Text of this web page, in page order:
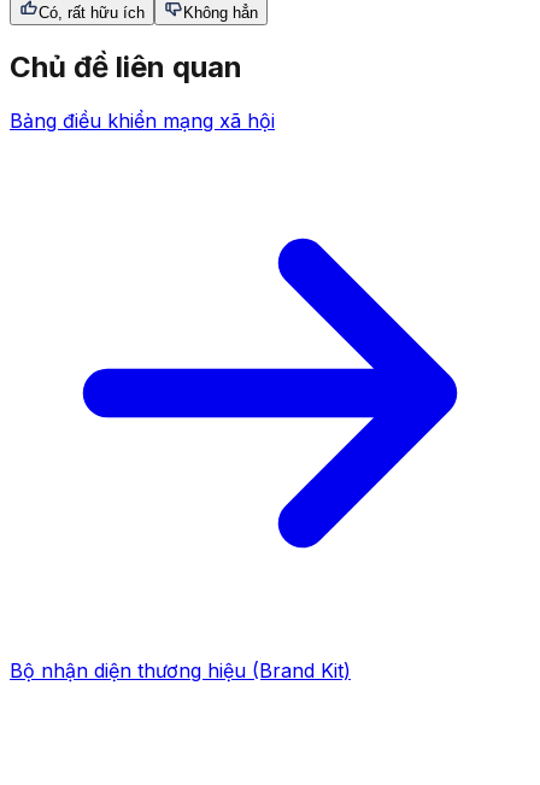
Có, rất hữu ích Không hẳn
Chủ đề liên quan
Bảng điều khiển mạng xã hội
Bộ nhận diện thương hiệu (Brand Kit)